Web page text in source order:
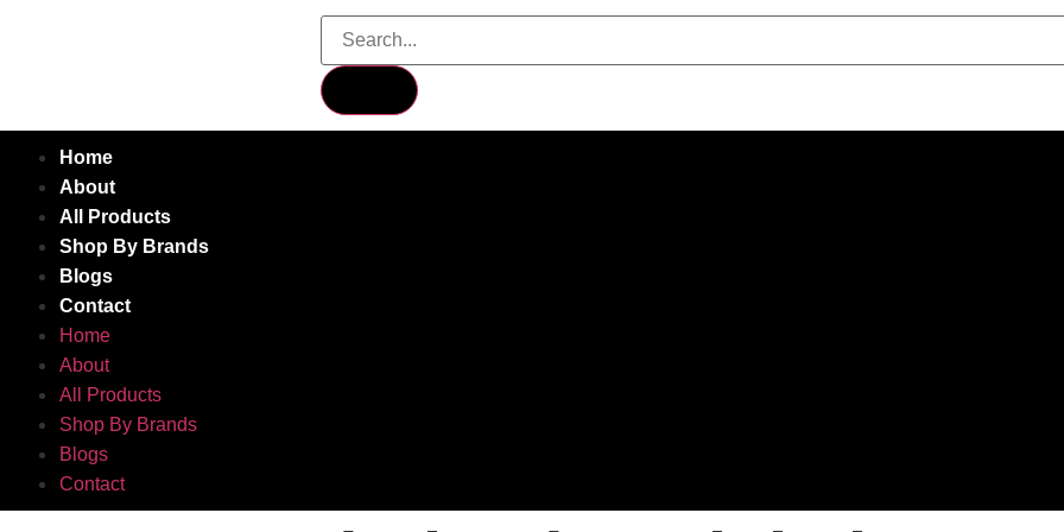
Home
About
All Products
Shop By Brands
Blogs
Contact
Home
About
All Products
Shop By Brands
Blogs
Contact